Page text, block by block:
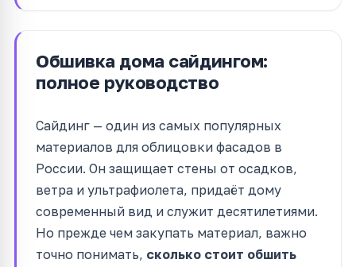
Обшивка дома сайдингом:
полное руководство
Сайдинг — один из самых популярных
материалов для облицовки фасадов в
России. Он защищает стены от осадков,
ветра и ультрафиолета, придаёт дому
современный вид и служит десятилетиями.
Но прежде чем закупать материал, важно
точно понимать, сколько стоит обшить